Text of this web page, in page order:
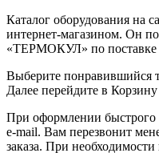
Каталог оборудования на
интернет-магазином. Он
«ТЕРМОКУЛ» по поставке
Выберите понравившийся
Далее перейдите в
При оформлении
e-mail. Вам перезвонит
заказа. При